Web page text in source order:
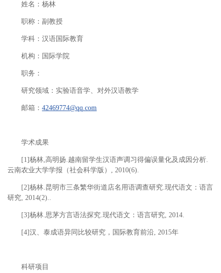
姓名：杨林
职称：副教授
学科：汉语国际教育
机构：国际学院
职务：
研究领域：实验语音学、对外汉语教学
邮箱： 42469774@qq.com
学术成果
[1]杨林,高明扬.越南留学生汉语声调习得偏误量化及成因分析.
云南农业大学学报（社会科学版）, 2010(6).
[2]杨林.昆明市三条繁华街道店名用语调查研究.现代语文：语言
研究, 2014(2)..
[3]杨林.思茅方言语法探究.现代语文：语言研究, 2014.
[4]汉、泰成语异同比较研究，国际教育前沿, 2015年
科研项目